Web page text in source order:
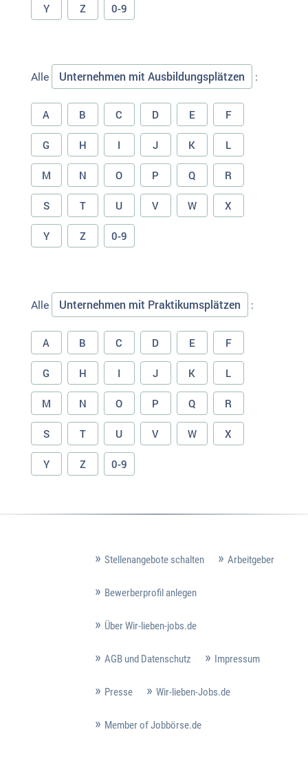
Y Z 0-9
Alle Unternehmen mit Ausbildungsplätzen :
A B C D E F
G H I J K L
M N O P Q R
S T U V W X
Y Z 0-9
Alle Unternehmen mit Praktikumsplätzen :
A B C D E F
G H I J K L
M N O P Q R
S T U V W X
Y Z 0-9
Stellenangebote schalten Arbeitgeber
Bewerberprofil anlegen
Über Wir-lieben-jobs.de
AGB und Datenschutz Impressum
Presse Wir-lieben-Jobs.de
Member of Jobbörse.de